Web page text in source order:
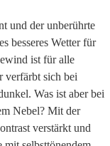
und der unberührte
besseres Wetter für
ist für alle
verfärbt sich bei
Was ist aber bei
Nebel? Mit der
verstärkt und